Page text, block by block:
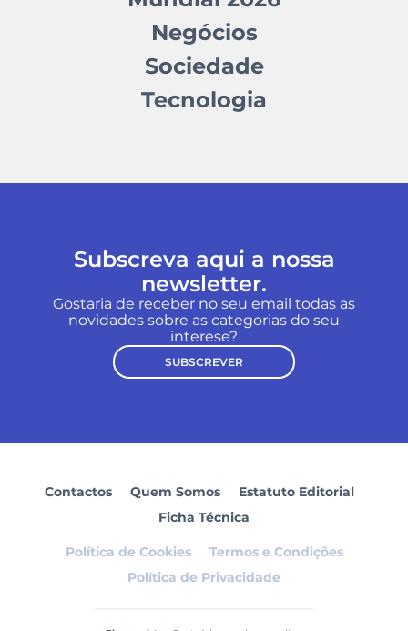
Negócios
Sociedade
Tecnologia
Subscreva aqui a nossa
newsletter.
Gostaria de receber no seu email todas as
novidades sobre as categorias do seu
interese?
SUBSCREVER
Contactos Quem Somos
Estatuto Editorial
Ficha Técnica
Política de Cookies
Termos e Condições
Política de Privacidade